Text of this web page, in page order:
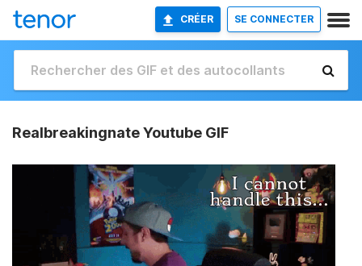
CRÉER SE CONNECTER
Realbreakingnate Youtube GIF